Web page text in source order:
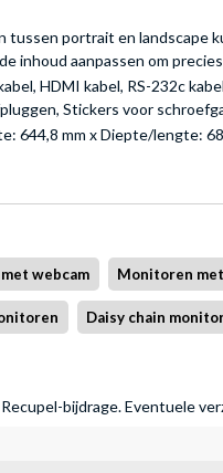
tussen portrait en landscape
inhoud aanpassen om
HDMI kabel, RS-232c
Stickers voor
644,8 mm x Diepte/lengte:
webcam Monitoren
Daisy chain
bijdrage. Eventuele